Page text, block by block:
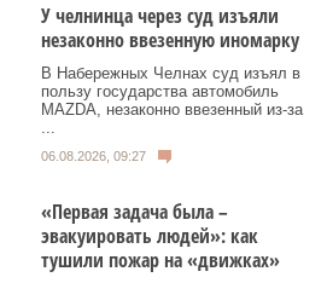
У челнинца через суд изъяли
незаконно ввезенную иномарку
В Набережных Челнах суд изъял в
пользу государства автомобиль
MAZDA, незаконно ввезенный из‑за
06.08.2026, 09:27
«Первая задача была –
эвакуировать людей»: как
тушили пожар на «движках»